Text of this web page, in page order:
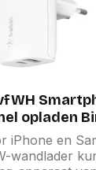
opladen
iPhone en
wandlader